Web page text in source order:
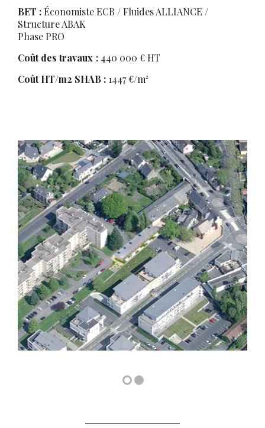
BET :Économiste ECB / Fluides ALLIANCE /
Structure ABAK
Phase PRO
Coût des travaux : 440 000 € HT
Coût HT/m2 SHAB : 1447 €/m²